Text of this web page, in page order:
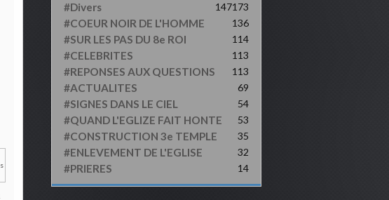
173
#Divers 147
#COEUR NOIR DE L'HOMME 136
#SUR LES PAS DU 8e ROI 114
#CELEBRITES 113
#REPONSES AUX QUESTIONS 113
#ACTUALITES 69
#SIGNES DANS LE CIEL 54
#QUAND L'EGLIZE FAIT HONTE 53
#CONSTRUCTION 3e TEMPLE 35
#ENLEVEMENT DE L'EGLISE 32
#PRIERES 14